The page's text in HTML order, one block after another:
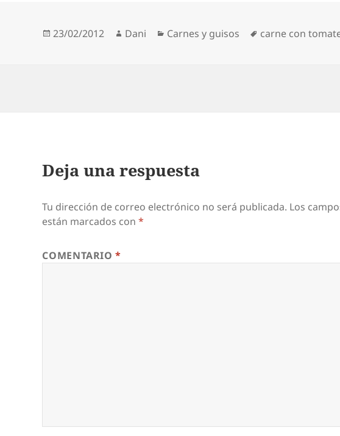
Publicado
23/02/2012 Autor
Dani Categorías
Carnes y guisos Etiquetas
carne con
Deja una respuesta
Tu dirección de correo electrónico no será publicada. Los
están marcados con*
COMENTARIO*